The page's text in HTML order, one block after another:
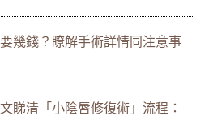
幾錢？瞭解手術詳情同注意事
睇清「小陰唇修復術」流程：